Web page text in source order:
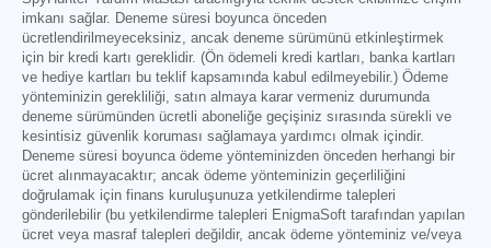
imkanı sağlar. Deneme süresi boyunca önceden
ücretlendirilmeyeceksiniz, ancak deneme sürümünü etkinleştirmek
için bir kredi kartı gereklidir. (Ön ödemeli kredi kartları, banka kartları
ve hediye kartları bu teklif kapsamında kabul edilmeyebilir.) Ödeme
yönteminizin gerekliliği, satın almaya karar vermeniz durumunda
deneme sürümünden ücretli aboneliğe geçişiniz sırasında sürekli ve
kesintisiz güvenlik koruması sağlamaya yardımcı olmak içindir.
Deneme süresi boyunca ödeme yönteminizden önceden herhangi bir
ücret alınmayacaktır; ancak ödeme yönteminizin geçerliliğini
doğrulamak için finans kuruluşunuza yetkilendirme talepleri
gönderilebilir (bu yetkilendirme talepleri EnigmaSoft tarafından yapılan
ücret veya masraf talepleri değildir, ancak ödeme yönteminiz ve/veya